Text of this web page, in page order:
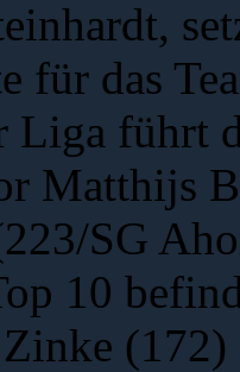
für das
Liga führt
Matthijs
SG
10
(172)